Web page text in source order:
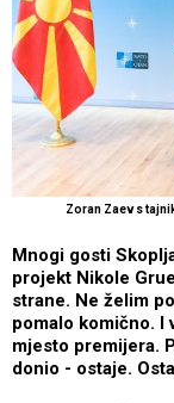
Zoran Zaev s
Mnogi gosti
projekt Nikole
strane. Ne želim
pomalo komično.
mjesto premijera.
donio - ostaje.